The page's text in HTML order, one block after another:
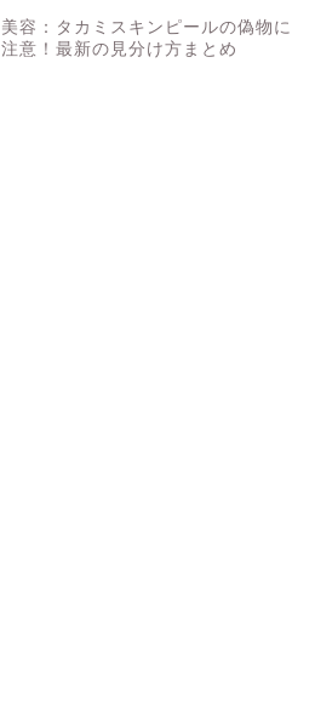
美容：タカミスキンピールの偽物に
注意！最新の見分け方まとめ